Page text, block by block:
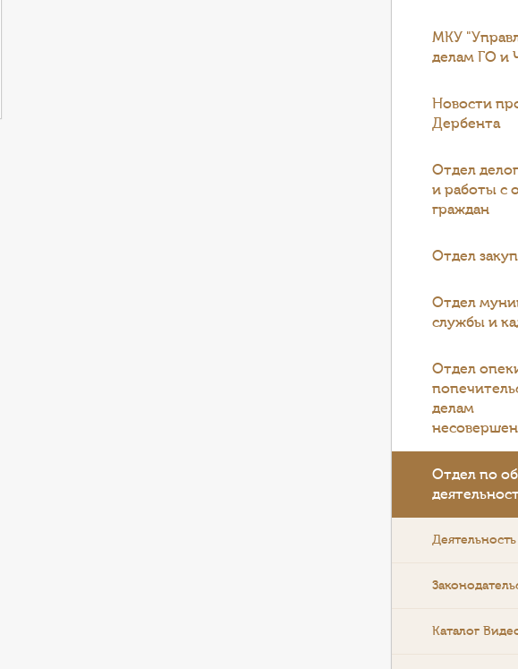
МКУ
делам ГО и
Новости
Дербента
Отдел
и работы с
граждан
Отдел
Отдел
службы и
Отдел
делам
Отдел по
Каталог